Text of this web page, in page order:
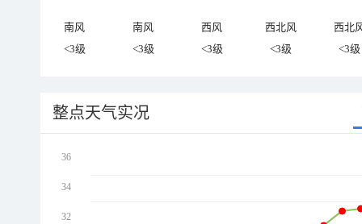
南风 南风 西风 西北风
西北
<3级
<3级 <3级 <3级 <3级
整点天气实况
36
34
32